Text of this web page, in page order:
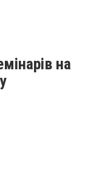
на